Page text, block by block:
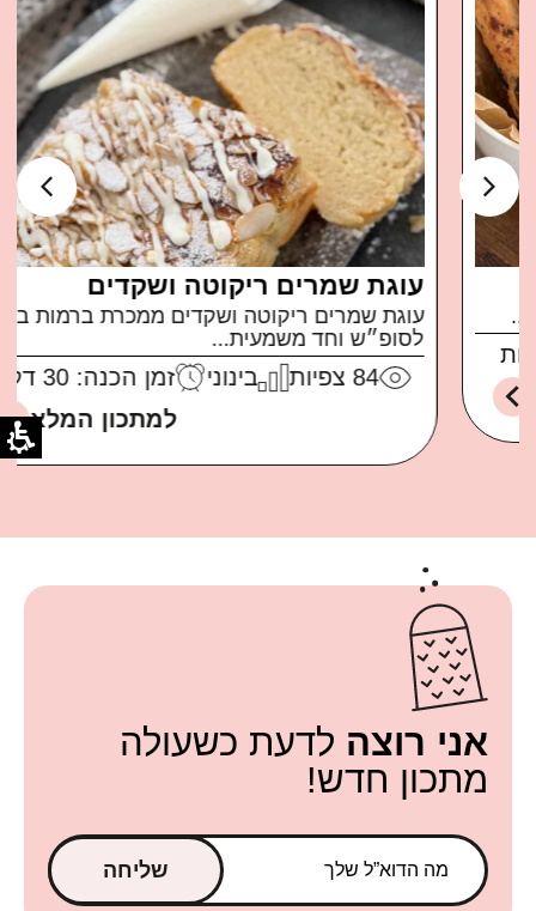
עוגת שמרים ריקוטה ושקדים
עוגת שמרים ריקוטה ושקדים ממכרת ברמות בול
לסופ״ש וחד משמעית...
צפיות בינוני
זמן הכנה: 30 דקות
למתכון המלא
אני רוצה לדעת כשעולה
מתכון חדש!
שליחה